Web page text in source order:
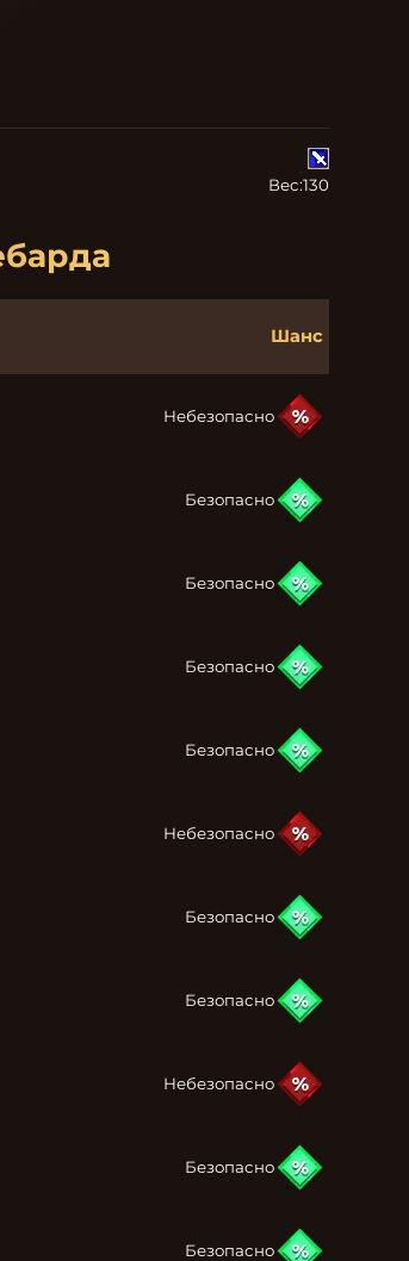
Вес:130
Шанс
Небезопасно
Безопасно
Безопасно
Безопасно
Безопасно
Небезопасно
Безопасно
Безопасно
Небезопасно
Безопасно
Безопасно